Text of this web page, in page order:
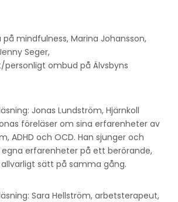
på mindfulness, Marina Johansson,
Seger,
personligt ombud på Älvsbyns
Jonas Lundström, Hjärnkoll
föreläser om sina erfarenheter av
ADHD och OCD. Han sjunger och
erfarenheter på ett berörande,
sätt på samma gång.
Sara Hellström, arbetsterapeut,